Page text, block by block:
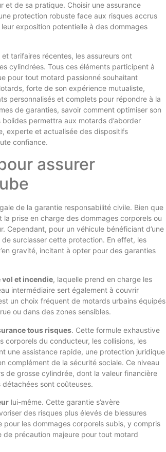
de sa pratique. Choisir une assurance
protection robuste face aux risques accrus
exposition potentielle à des dommages
tarifaires récentes, les assureurs ont
cylindrées. Tous ces éléments participent à
pour tout motard passionné souhaitant
forte de son expérience mutualiste,
personnalisés et complets pour répondre à la
de garanties, savoir comment optimiser son
permettra aux motards d’aborder
experte et actualisée des dispositifs
confiance.
assurer
de la garantie responsabilité civile. Bien que
prise en charge des dommages corporels ou
Cependant, pour un véhicule bénéficiant d’une
surclasser cette protection. En effet, les
gravité, incitant à opter pour des garanties
vol et incendie, laquelle prend en charge les
intermédiaire sert également à couvrir
un choix fréquent de motards urbains équipés
ou dans des zones sensibles.
tous risques. Cette formule exhaustive
corporels du conducteur, les collisions, les
une assistance rapide, une protection juridique
complément de la sécurité sociale. Ce niveau
de grosse cylindrée, dont la valeur financière
sont coûteuses.
lui-même. Cette garantie s’avère
des risques plus élevés de blessures
pour les dommages corporels subis, y compris
précaution majeure pour tout motard